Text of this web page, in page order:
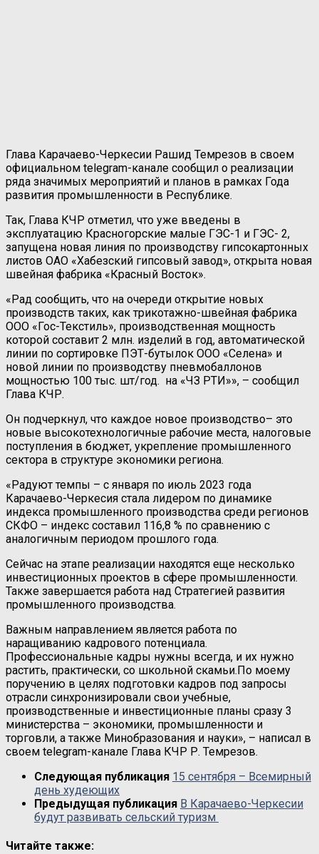
Глава Карачаево-Черкесии Рашид Темрезов в своем
официальном telegram-канале сообщил о реализации
ряда значимых мероприятий и планов в рамках Года
развития промышленности в Республике.
Так, Глава КЧР отметил, что уже введены в
эксплуатацию Красногорские малые ГЭС-1 и ГЭС- 2,
запущена новая линия по производству гипсокартонных
листов ОАО «Хабезский гипсовый завод», открыта новая
швейная фабрика «Красный Восток».
«Рад сообщить, что на очереди открытие новых
производств таких, как трикотажно-швейная фабрика
ООО «Гос-Текстиль», производственная мощность
которой составит 2 млн. изделий в год, автоматической
линии по сортировке ПЭТ-бутылок ООО «Селена» и
новой линии по производству пневмобаллонов
мощностью 100 тыс. шт/год. на «ЧЗ РТИ»», – сообщил
Глава КЧР.
Он подчеркнул, что каждое новое производство– это
новые высокотехнологичные рабочие места, налоговые
поступления в бюджет, укрепление промышленного
сектора в структуре экономики региона.
«Радуют темпы – с января по июль 2023 года
Карачаево-Черкесия стала лидером по динамике
индекса промышленного производства среди регионов
СКФО – индекс составил 116,8 % по сравнению с
аналогичным периодом прошлого года.
Сейчас на этапе реализации находятся еще несколько
инвестиционных проектов в сфере промышленности.
Также завершается работа над Стратегией развития
промышленного производства.
Важным направлением является работа по
наращиванию кадрового потенциала.
Профессиональные кадры нужны всегда, и их нужно
растить, практически, со школьной скамьи.По моему
поручению в целях подготовки кадров под запросы
отрасли синхронизировали свои учебные,
производственные и инвестиционные планы сразу 3
министерства – экономики, промышленности и
торговли, а также Минобразования и науки», – написал в
своем telegram-канале Глава КЧР Р. Темрезов.
Следующая публикация 15 сентября – Всемирный
день худеющих
Предыдущая публикация В Карачаево-Черкесии
будут развивать сельский туризм
Читайте также: